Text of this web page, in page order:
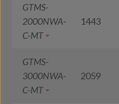
GTMS-
2000NWA-
C-MT
1443
GTMS-
3000NWA-
C-MT
2059